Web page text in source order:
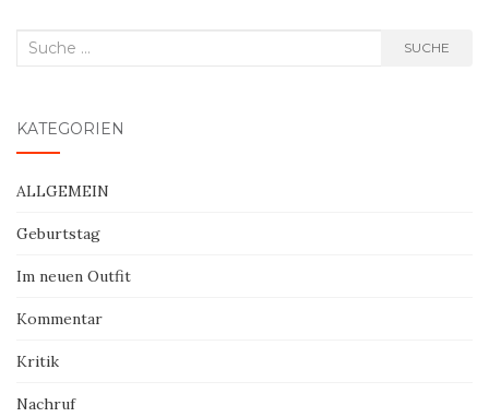
Suche
SUCHE
KATEGORIEN
ALLGEMEIN
Geburtstag
Im neuen Outfit
Kommentar
Kritik
Nachruf